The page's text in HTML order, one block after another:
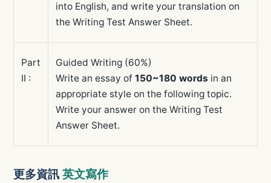
into English, and write your translation on
the Writing Test Answer Sheet.
Part
II :
Guided Writing (60%)
Write an essay of 150~180 words in an
appropriate style on the following topic.
Write your answer on the Writing Test
Answer Sheet.
更多資訊英文寫作